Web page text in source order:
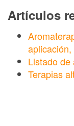
Artículos
Listado de
Terapias